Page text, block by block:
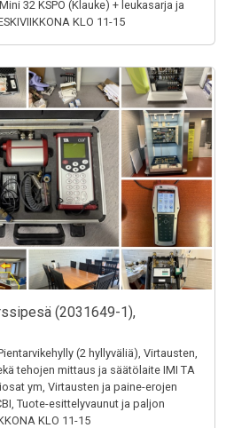
32 KSPO (Klauke) + leukasarja ja
KLO 11-15
(2031649-1),
(2 hyllyväliä), Virtausten,
tehojen mittaus ja säätölaite IMI TA
ym, Virtausten ja paine-erojen
Tuote-esittelyvaunut ja paljon
KLO 11-15